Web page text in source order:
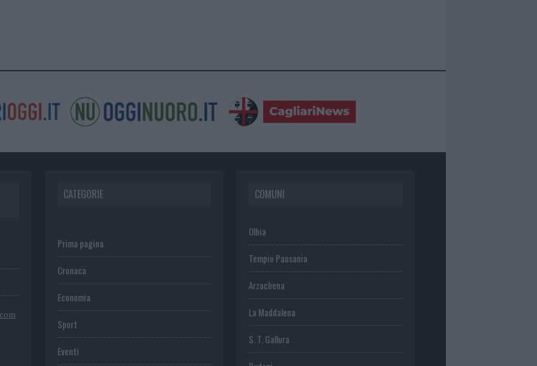
CATEGORIE
Prima pagina
Cronaca
Economia
Sport
Eventi
COMUNI
Olbia
Tempio Pausania
Arzachena
La Maddalena
S. T. Gallura